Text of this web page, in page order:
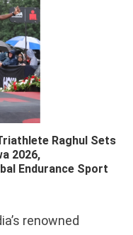
Raghul Sets
2026,
Endurance Sport
renowned